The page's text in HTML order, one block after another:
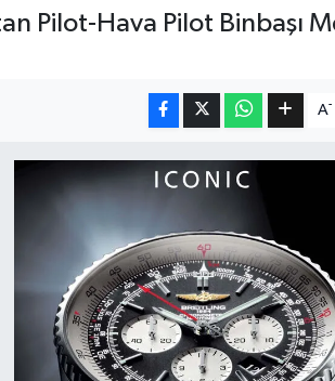
Pilot-Hava Pilot Binbaşı
A-